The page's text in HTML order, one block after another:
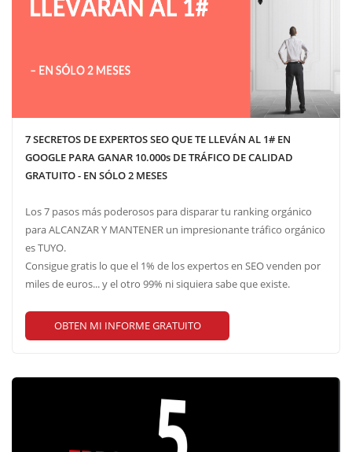
7 SECRETOS DE EXPERTOS SEO QUE TE LLEVÁN AL 1# EN
GOOGLE PARA GANAR 10.000s DE TRÁFICO DE CALIDAD
GRATUITO - EN SÓLO 2 MESES
Los 7 pasos más poderosos para disparar tu ranking orgánico
para ALCANZAR Y MANTENER un impresionante tráfico orgánico
es TUYO.
Consigue gratis lo que el 1% de los expertos en SEO venden por
miles de euros... y el otro 99% ni siquiera sabe que existe.
OBTEN MI INFORME GRATUITO